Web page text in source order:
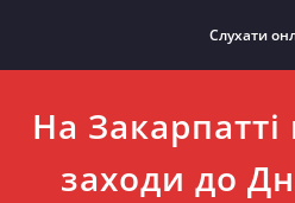
Слухати
На Закарпатті
заходи до